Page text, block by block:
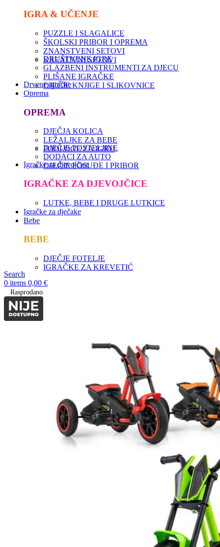
IGRA & UČENJE
PUZZLE I SLAGALICE
ŠKOLSKI PRIBOR I OPREMA
ZNANSTVENI SETOVI
KREATIVNI SETOVI
DRUŠTVENE IGRE
GLAZBENI INSTRUMENTI ZA DJECU
PLIŠANE IGRAČKE
DJEČJE KNJIGE I SLIKOVNICE
Drvene igračke
Oprema
OPREMA
DJEČJA KOLICA
LEŽALJKE ZA BEBE
PODLOGE ZA IGRU
DJEČJE POSTELJINE
DODACI ZA AUTO
DJEČJE POSUĐE I PRIBOR
Igračke za djevojčice
IGRAČKE ZA DJEVOJČICE
LUTKE, BEBE I DRUGE LUTKICE
Igračke za dječake
Bebe
BEBE
DJEČJE FOTELJE
IGRAČKE ZA KREVETIĆ
Search
0 items 0,00 €
Rasprodano